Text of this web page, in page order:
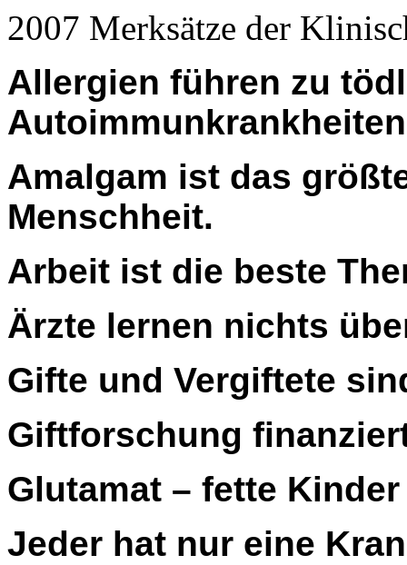
2007 Merksätze der
Allergien führen zu
Amalgam ist das
Menschheit.
Arbeit ist die beste
Ärzte lernen nichts
Gifte und Vergiftete
Giftforschung
Glutamat – fette
Jeder hat nur eine